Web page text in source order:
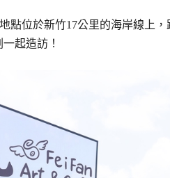
點位於新竹17公里的海岸線上
起造訪！